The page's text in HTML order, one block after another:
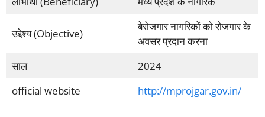
उद्देश्य (Objective)
बेरोजगार नागरिकों को रोजगार के
अवसर प्रदान करना
साल
2024
official website
http://mprojgar.gov.in/